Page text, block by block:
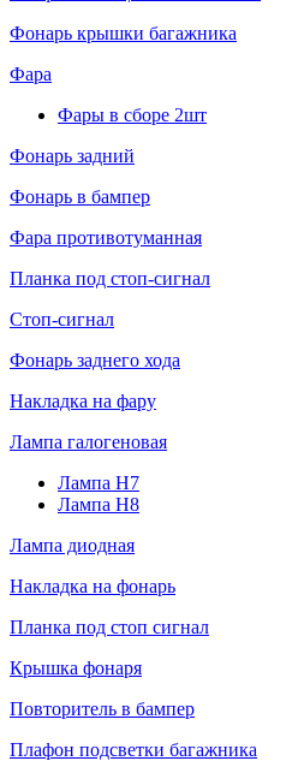
Фонарь крышки багажника
Фара
Фары в сборе 2шт
Фонарь задний
Фонарь в бампер
Фара противотуманная
Планка под стоп-сигнал
Стоп-сигнал
Фонарь заднего хода
Накладка на фару
Лампа галогеновая
Лампа H7
Лампа H8
Лампа диодная
Накладка на фонарь
Планка под стоп сигнал
Крышка фонаря
Повторитель в бампер
Плафон подсветки багажника